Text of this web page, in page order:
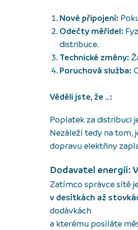
Nové připojení:
Odečty měřidel:
distribuce.
Technické změny:
Poruchová služba:
Věděli jste, že …:
Poplatek za distribuci
Nezáleží tedy na tom,
dopravu elektřiny
Dodavatel energií:
Zatímco správce sítě
v desítkách až
dodávkách
a kterému posíláte